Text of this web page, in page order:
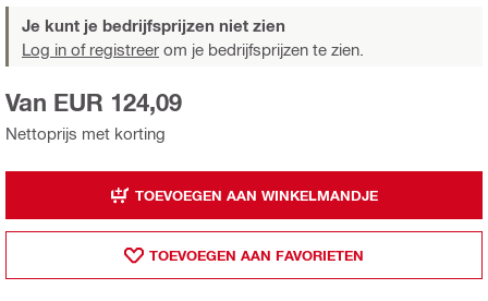
Je kunt je bedrijfsprijzen niet zien
Log in of registreer om je bedrijfsprijzen te zien.
Nettoprijs met korting
Van EUR 124,09
TOEVOEGEN AAN WINKELMANDJE
TOEVOEGEN AAN FAVORIETEN